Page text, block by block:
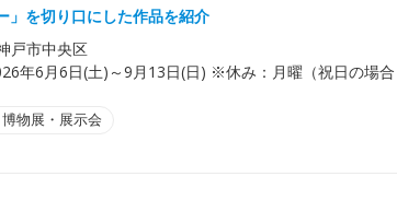
」を切り口にした作品を紹介
戸市中央区
年6月6日(土)～9月13日(日) ※休み：月曜（祝日の場合
物展・展示会